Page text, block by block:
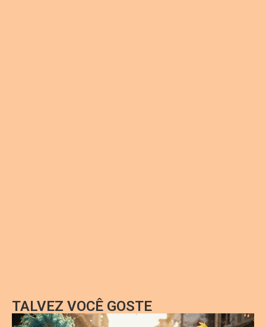
TALVEZ VOCÊ GOSTE